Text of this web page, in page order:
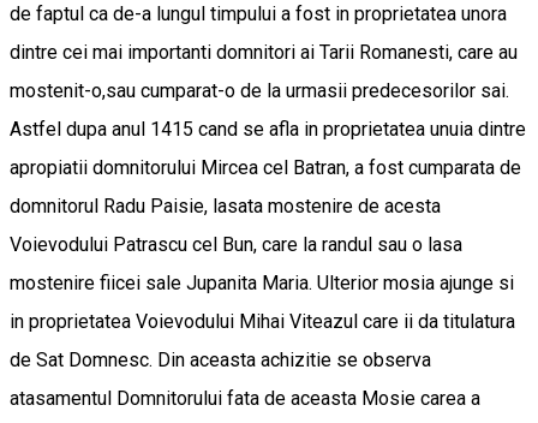
de faptul ca de-a lungul timpului a fost in proprietatea unora
dintre cei mai importanti domnitori ai Tarii Romanesti, care au
mostenit-o,sau cumparat-o de la urmasii predecesorilor sai.
Astfel dupa anul 1415 cand se afla in proprietatea unuia dintre
apropiatii domnitorului Mircea cel Batran, a fost cumparata de
domnitorul Radu Paisie, lasata mostenire de acesta
Voievodului Patrascu cel Bun, care la randul sau o lasa
mostenire fiicei sale Jupanita Maria. Ulterior mosia ajunge si
in proprietatea Voievodului Mihai Viteazul care ii da titulatura
de Sat Domnesc. Din aceasta achizitie se observa
atasamentul Domnitorului fata de aceasta Mosie carea a